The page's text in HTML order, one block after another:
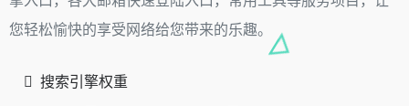
您轻松愉快的享受网络给您带来的乐趣。
搜索引擎权重